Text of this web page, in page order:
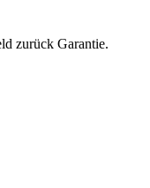
zurück Garantie.